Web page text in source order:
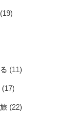
(19)
(11)
(17)
(22)